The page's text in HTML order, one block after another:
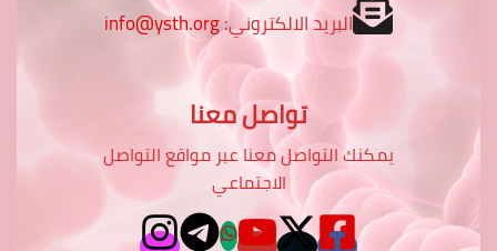
البريد الالكتروني:info@ysth.org
تواصل معنا
يمكنك التواصل معنا عبر مواقع التواصل
الاجتماعي